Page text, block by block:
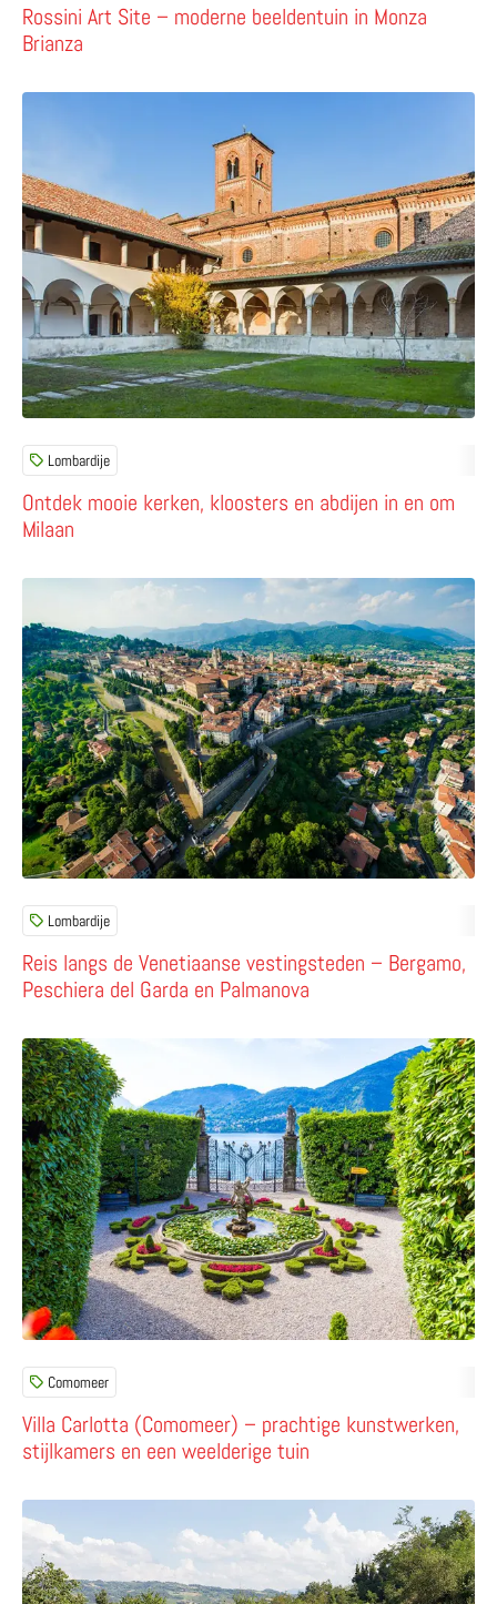
Rossini Art Site – moderne beeldentuin in Monza
Brianza
Ontdek mooie kerken, kloosters en abdijen in en om
Milaan
Lombardije
Reis langs de Venetiaanse vestingsteden – Bergamo,
Peschiera del Garda en Palmanova
Lombardije
Lees meer over Reis langs de Venetiaanse
Villa Carlotta (Comomeer) – prachtige kunstwerken,
stijlkamers en een weelderige tuin
Comomeer
Lees meer over Villa Carlotta (Comomeer) – prachtige
Lees meer over Foresteria Bacialupo – vakantie vieren